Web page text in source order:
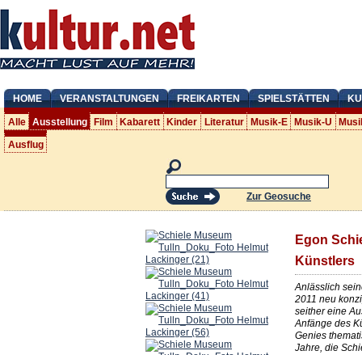
HOME VERANSTALTUNGEN FREIKARTEN SPIELSTÄTTEN
Alle Ausstellung Film Kabarett Kinder Literatur Musik-E Musik-U
Ausflug
Zur Geosuche
Egon
Künstlers
Anlässlich
2011 neu
seither eine
Anfänge des
Genies
Jahre, die